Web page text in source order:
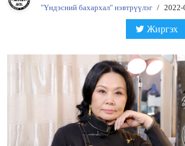
"Үндэсний бахархал" нэвтрүүлэг / 2022-
Жиргэх